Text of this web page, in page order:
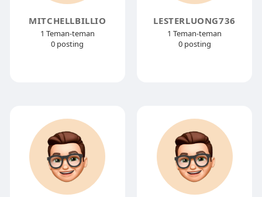
MITCHELLBILLIO
1 Teman-teman
0 posting
LESTERLUONG736
1 Teman-teman
0 posting